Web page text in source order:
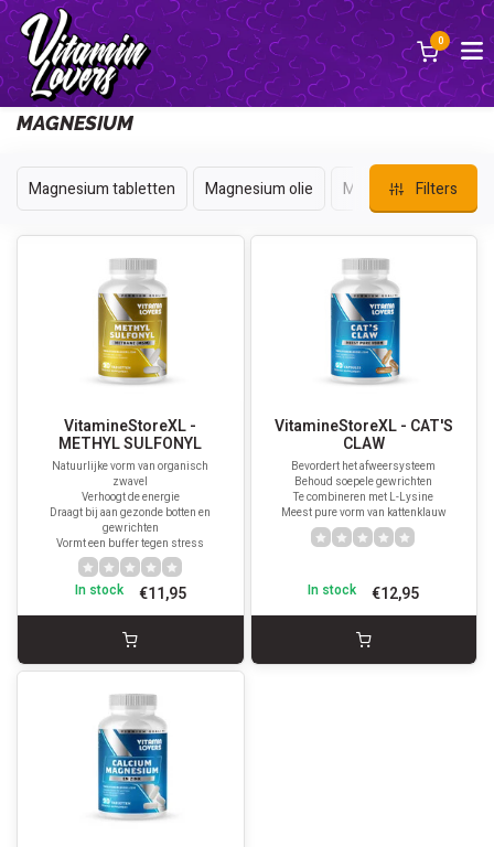
0
Back
MAGNESIUM
Magnesium tabletten Magnesium olie Magnesium Pillen
Filters
VitamineStoreXL -
METHYL SULFONYL
Natuurlijke vorm van organisch
zwavel
Verhoogt de energie
Draagt bij aan gezonde botten en
gewrichten
Vormt een buffer tegen stress
€11,95
In stock
VitamineStoreXL - CAT'S
CLAW
Bevordert het afweersysteem
Behoud soepele gewrichten
Te combineren met L-Lysine
Meest pure vorm van kattenklauw
€12,95
In stock